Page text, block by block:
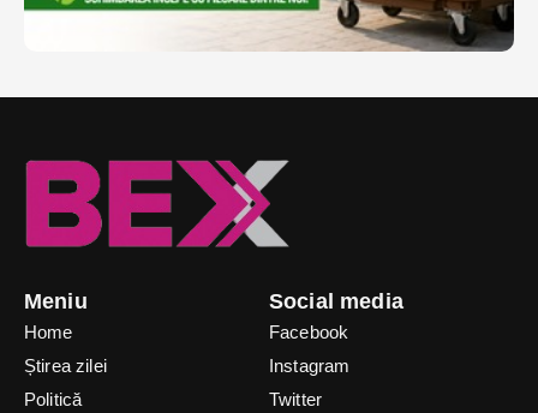
Meniu
Home
Știrea zilei
Politică
Social media
Facebook
Instagram
Twitter